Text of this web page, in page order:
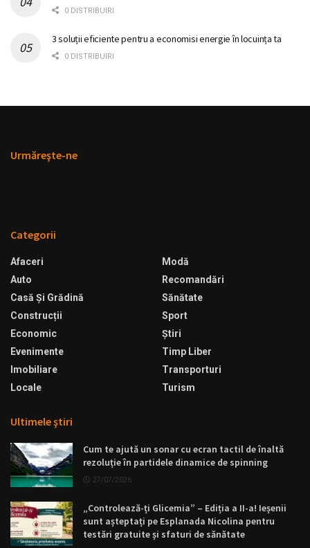
0 DISTRIBUIRI
3 soluții eficiente pentru a economisi energie în locuința ta
0 DISTRIBUIRI
Urmăreşte-ne
Categorii
Afaceri
Auto
Casă Şi Grădină
Construcții
Economic
Evenimente
Imobiliare
Locale
Modă
Recomandări
Sănătate
Sport
Ştiri
Timp Liber
Transporturi
Turism
Ultimele ştiri
Cum te ajută un sonar cu ecran tactil de înaltă
rezoluție în partidele dinamice de spinning
27/07/2026
„Controlează-ți Glicemia” – Ediția a II-a! Ieșenii
sunt așteptați pe Esplanada Nicolina pentru
testări gratuite și sfaturi de sănătate